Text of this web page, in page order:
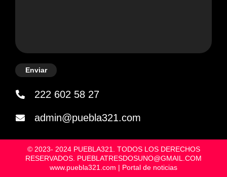
Enviar
222 602 58 27
admin@puebla321.com
© 2023- 2024 PUEBLA321. TODOS LOS DERECHOS
RESERVADOS. PUEBLATRESDOSUNO@GMAIL.COM
www.puebla321.com | Portal de noticias